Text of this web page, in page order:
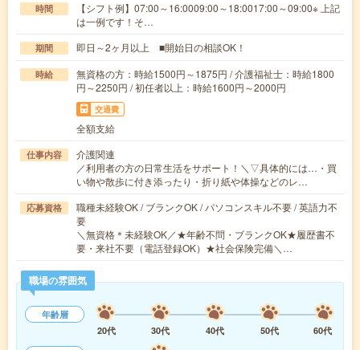
時間
【シフト例】07:00～16:0009:00～18:0017:00～09:00※ 上記
は一例です！そ…
期間 即日～2ヶ月以上 ■開始日の相談OK！
時給
無資格の方：時給1500円～1875円 / 介護福祉士：時給1800
円～2250円 / 初任者以上：時給1600円～2000円
交通費
全額支給
仕事内容
介護関連
／利用者の方の日常生活をサポート！＼▽具体的には…・買
い物や散歩に付き添ったり・折り紙や体操などのレ…
応募資格
職種未経験OK / ブランクOK / パソコンスキル不要 / 英語力不
要
＼無資格＊未経験OK／★年齢不問・ブランクOK★履歴書不
要・来社不要（電話登録OK）★社会保険完備＼…
職場の雰囲気
年齢層
20代
30代 40代 50代
60代